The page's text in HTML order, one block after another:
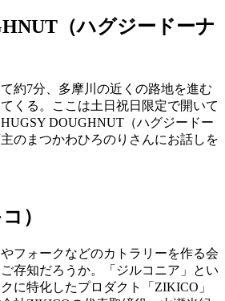
（ハグジードーナ
約7分、多摩川の近くの路地を進む
くる。ここは土日祝日限定で開いて
DOUGHNUT（ハグジードー
のまつかわひろのりさんにお話しを
コ）
フォークなどのカトラリーを作る会
存知だろうか。「ジルコニア」とい
に特化したプロダクト「ZIKICO」